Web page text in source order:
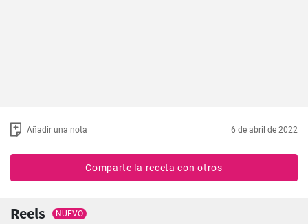
Añadir una nota 6 de abril de 2022
Comparte la receta con otros
Reels NUEVO